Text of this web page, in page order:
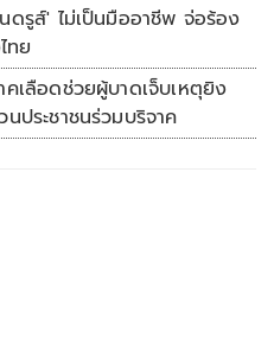
รูส์' ไม่เป็นมืออาชีพ จ่อร้อง
ทย
เลือดช่วยผู้บาดเจ็บเหตุยิง
ประชาชนร่วมบริจาค